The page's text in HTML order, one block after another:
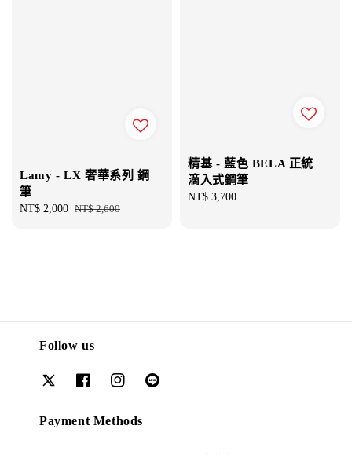
Lamy - LX 奢華系列 鋼
筆
Sale
NT$ 2,000 Regular
NT$ 2,600
精基 - 藍色 BELA 正統
滴入式鋼筆
Regular
NT$ 3,700
Follow us
Payment Methods